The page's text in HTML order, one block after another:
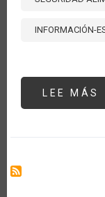
INFORMACIÓN-
LEE MÁS